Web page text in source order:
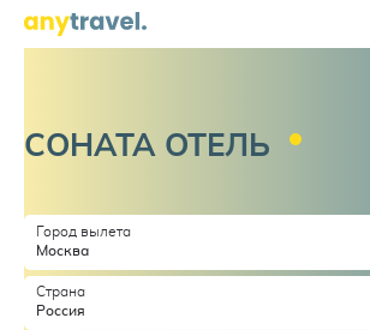
СОНАТА ОТЕЛЬ
Город вылета
Москва
Страна
Россия